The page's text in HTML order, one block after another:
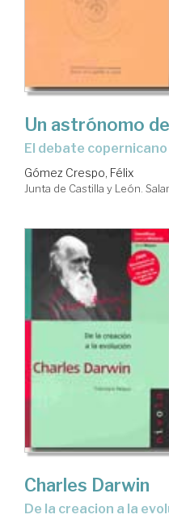
Un astrónomo
el debate
Gómez Crespo, Félix
Junta de Castilla y León.
Charles Darwin
de la creacion a la